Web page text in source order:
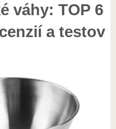
váhy: TOP 6
a testov